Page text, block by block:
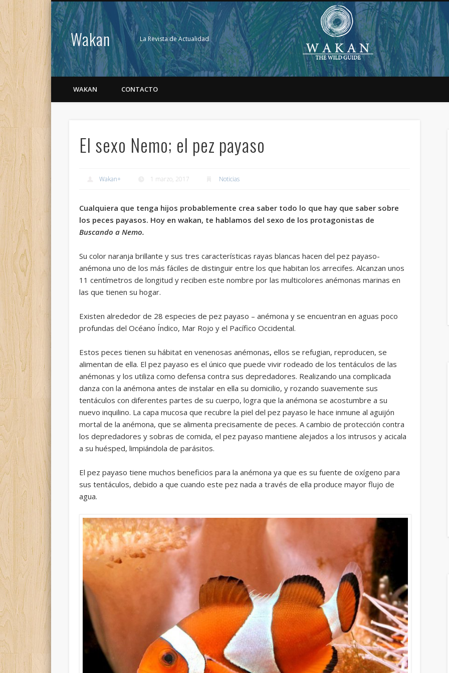
Wakan La Revista de Actualidad
WAKAN CONTACTO
El sexo Nemo; el pez payaso
Wakan+ 1 marzo, 2017 Noticias
Cualquiera que tenga hijos probablemente crea saber todo lo que hay que saber sobre
los peces payasos. Hoy en wakan, te hablamos del sexo de los protagonistas de
Buscando a Nemo.
Su color naranja brillante y sus tres características rayas blancas hacen del pez payaso-
anémona uno de los más fáciles de distinguir entre los que habitan los arrecifes. Alcanzan unos
11 centímetros de longitud y reciben este nombre por las multicolores anémonas marinas en
las que tienen su hogar.
Existen alrededor de 28 especies de pez payaso – anémona y se encuentran en aguas poco
profundas del Océano Índico, Mar Rojo y el Pacífico Occidental.
Estos peces tienen su hábitat en venenosas anémonas, ellos se refugian, reproducen, se
alimentan de ella. El pez payaso es el único que puede vivir rodeado de los tentáculos de las
anémonas y los utiliza como defensa contra sus depredadores. Realizando una complicada
danza con la anémona antes de instalar en ella su domicilio, y rozando suavemente sus
tentáculos con diferentes partes de su cuerpo, logra que la anémona se acostumbre a su
nuevo inquilino. La capa mucosa que recubre la piel del pez payaso le hace inmune al aguijón
mortal de la anémona, que se alimenta precisamente de peces. A cambio de protección contra
los depredadores y sobras de comida, el pez payaso mantiene alejados a los intrusos y acicala
a su huésped, limpiándola de parásitos.
El pez payaso tiene muchos beneficios para la anémona ya que es su fuente de oxígeno para
sus tentáculos, debido a que cuando este pez nada a través de ella produce mayor flujo de
agua.